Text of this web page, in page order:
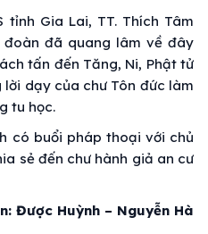
Gia Lai, TT. Thích Tâm
đoàn đã quang lâm về đây
tấn đến Tăng, Ni, Phật tử
dạy của chư Tôn đức làm
tu học.
có buổi pháp thoại với chủ
sẻ đến chư hành giả an cư
Được Huỳnh – Nguyễn Hà